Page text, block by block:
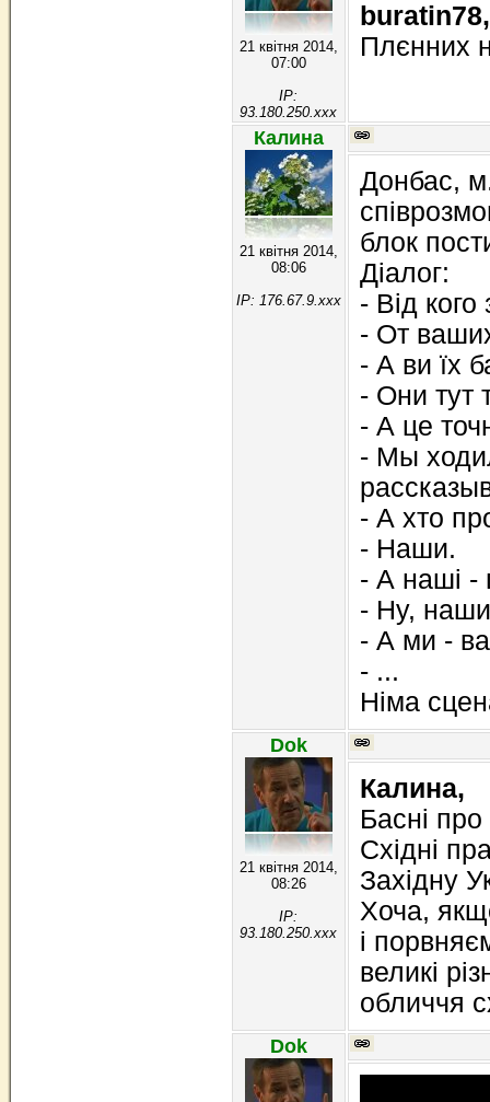
21 квітня 2014,
07:00
IP:
93.180.250.xxx
buratin78,
Плєнних
Калина
21 квітня 2014,
08:06
IP: 176.67.9.xxx
Донбас,
блок
Діалог:
- Від
- От
- А ви їх
- Они тут
- А це
- Мы
- А хто
- Наши.
- А наші -
- Ну,
- А ми -
- ...
Німа
Dok
21 квітня 2014,
08:26
IP:
93.180.250.xxx
Калина,
Басні
Східні
Західну
Хоча,
і
великі
обличчя
Dok